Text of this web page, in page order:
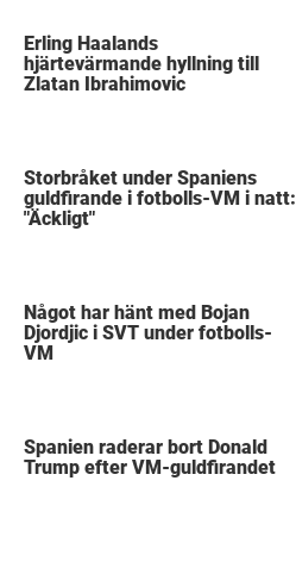
Erling Haalands
hjärtevärmande hyllning till
Zlatan Ibrahimovic
Storbråket under Spaniens
guldfirande i fotbolls-VM i natt:
"Äckligt"
Något har hänt med Bojan
Djordjic i SVT under fotbolls-
VM
Spanien raderar bort Donald
Trump efter VM-guldfirandet